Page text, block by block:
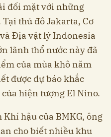
đối mặt với những
thủ đô Jakarta, Cơ
Địa vật lý Indonesia
lãnh thổ nước này đã
của mùa khô năm
được dự báo khắc
hiện tượng El Nino.
hậu của BMKG, ông
cho biết nhiều khu